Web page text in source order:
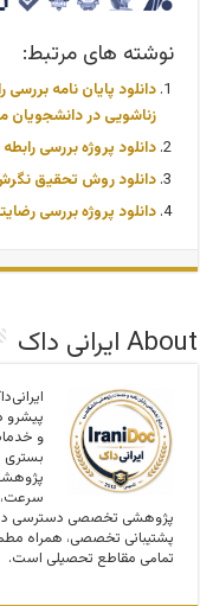
نوشته های مرتبط:
دانلود پایان نامه
زناشویی در دانشجویان
دانلود پروژه بررسی
دانلود روش تحقیق
دانلود پروژه بررسی
About ایرانی داک
پیشرو
و
بستری
پژوهشی تخصصی دسترسی
پشتیبانی تخصصی، همراه
تمامی مقاطع تحصیلی است.